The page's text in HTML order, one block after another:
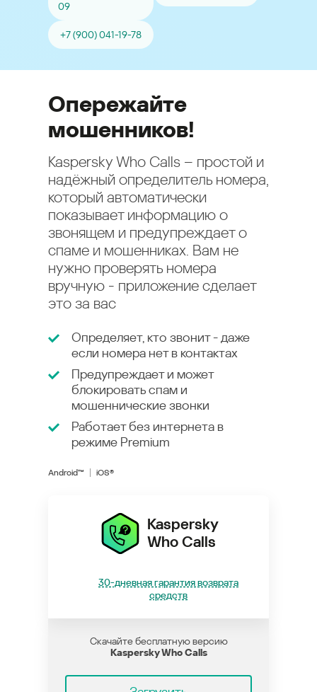
09
+7 (900) 041-19-78
Опережайте
мошенников!
Kaspersky Who Calls – простой и
надёжный определитель номера,
который автоматически
показывает информацию о
звонящем и предупреждает о
спаме и мошенниках. Вам не
нужно проверять номера
вручную - приложение сделает
это за вас
Определяет, кто звонит - даже
если номера нет в контактах
Предупреждает и может
блокировать спам и
мошеннические звонки
Работает без интернета в
режиме Premium
Android™ iOS®
Kaspersky
Who Calls
30-дневная гарантия возврата
средств
Скачайте бесплатную версию
Kaspersky Who Calls